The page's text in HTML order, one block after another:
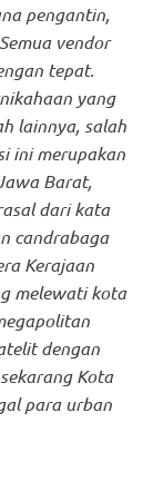
pengantin,
vendor
tepat.
yang
lainnya, salah
ini merupakan
Barat,
dari kata
candrabaga
Kerajaan
melewati kota
dengan
Kota
para urban